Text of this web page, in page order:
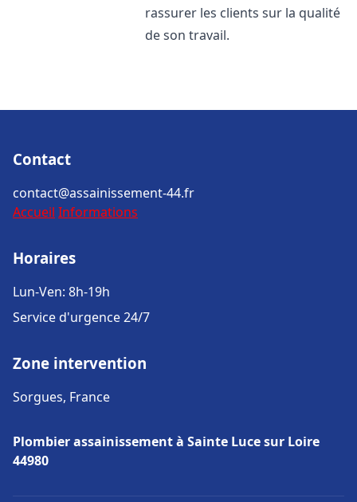
rassurer les clients sur la qualité
de son travail.
Contact
contact@assainissement-44.fr
Accueil Informations
Horaires
Lun-Ven: 8h-19h
Service d'urgence 24/7
Zone intervention
Sorgues, France
Plombier assainissement à Sainte Luce sur Loire
44980